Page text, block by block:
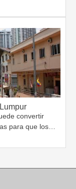
convertir
para que los…